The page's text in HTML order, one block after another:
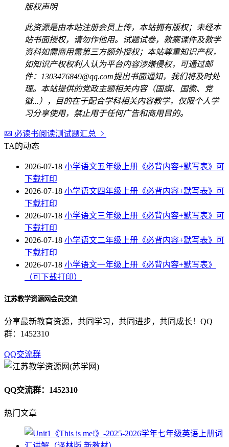
版权声明
此资源是由本站注册会员上传，本站拥有版权；未经本
站书面授权，请勿作他用。试题试卷，教案课件及教学
资料如需商用需第三方额外授权；本站尊重知识产权，
如知识产权权利人认为平台内容涉嫌侵权，可通过邮
件：1303476849@qq.com提出书面通知，我们将及时处
理。本站提供的党政主题相关内容（国旗、国徽、党
徽...），目的在于配合学科相关内容教学，仅限个人学
习分享使用，禁止用于任何广告和商用目的。
必读书阅读测试题汇总
TA的动态
2026-07-18 小学语文五年级上册《必背内容+默写表》可
下载打印
2026-07-18 小学语文四年级上册《必背内容+默写表》可
下载打印
2026-07-18 小学语文三年级上册《必背内容+默写表》可
下载打印
2026-07-18 小学语文二年级上册《必背内容+默写表》可
下载打印
2026-07-18 小学语文一年级上册《必背内容+默写表》
（可下载打印）
江苏教学资源网会员交流
分享最新教育资源，共同学习，共同进步，共同成长！QQ
群：1452310
QQ交流群
QQ交流群：1452310
热门文章